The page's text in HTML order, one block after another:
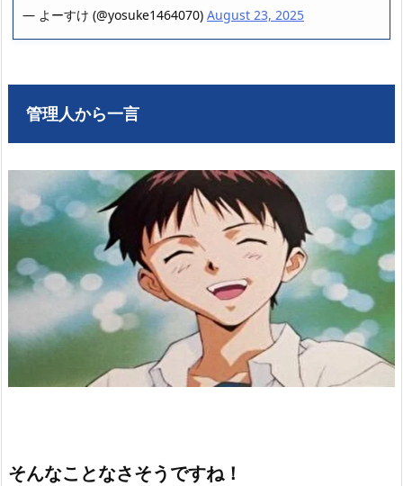
— よーすけ (@yosuke1464070) August 23, 2025
管理人から一言
そんなことなさそうですね！